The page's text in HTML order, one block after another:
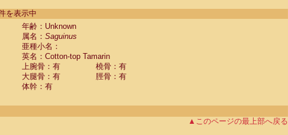
(0)
(0)
(0)
を表示中
年齢：Unknown
属名： Saguinus
亜種小名：
英名：Cotton-top Tamarin
上腕骨：有
橈骨：有
大腿骨：有
脛骨：有
体幹：有
▲このページの最上部へ戻る